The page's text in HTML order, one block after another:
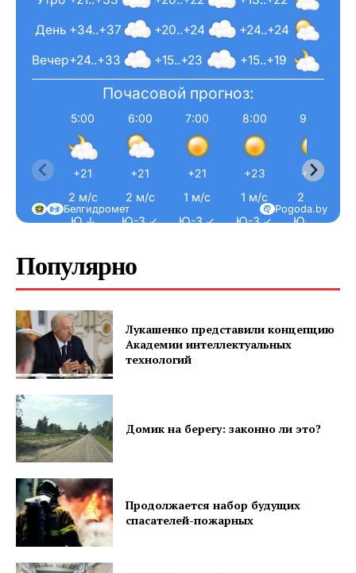
+34..+37
+24..+33
+20..+24
+15..+23
+24..+24
+15..+19
Вечер
День
Почасовой прогноз:
5:00
+21
2 м/с
Ю ↓
6:00
+21
2 м/с
Ю-З ↙
7:00
+21
1 м/с
Ю-З ↙
8:00
+23
1 м/с
Ю-З ↙
9:00
+26
2 м/с
Ю-З ↙
Pogoda.by
Белгидромет
Популярно
Лукашенко представили концепцию
Академии интеллектуальных
технологий
Домик на берегу: законно ли это?
Продолжается набор будущих
спасателей-пожарных